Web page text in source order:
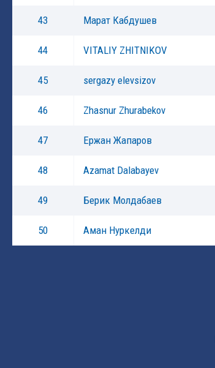
43 Марат Кабдушев
44 VITALIY ZHITNIKOV
45 sergazy elevsizov
46 Zhasnur Zhurabekov
47 Ержан Жапаров
48 Azamat Dalabayev
49 Берик Молдабаев
50 Аман Нуркелди